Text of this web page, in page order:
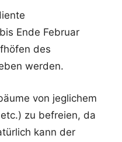
Ende Februar
des
werden.
von jeglichem
zu befreien, da
kann der